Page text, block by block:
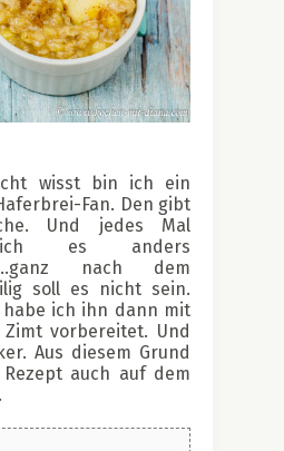
wisst bin ich ein
Fan. Den gibt
Und jedes Mal
ich es anders
nach dem
soll es nicht sein.
habe ich ihn dann mit
vorbereitet. Und
Aus diesem Grund
auch auf dem